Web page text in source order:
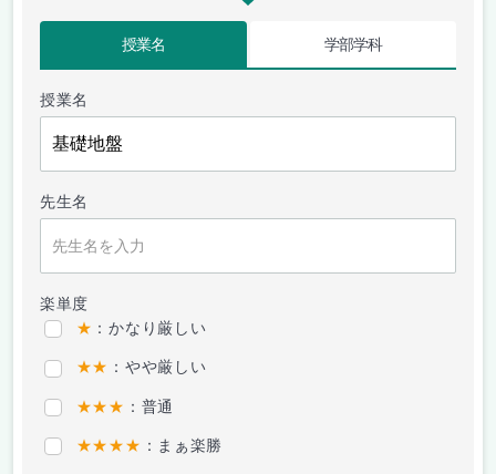
授業名 学部学科
授業名
先生名
楽単度
★ ：かなり厳しい
★★ ：やや厳しい
★★★ ：普通
★★★★ ：まぁ楽勝